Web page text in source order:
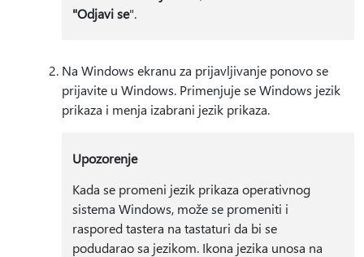
"Odjavi se".
Na Windows ekranu za prijavljivanje ponovo se
prijavite u Windows. Primenjuje se Windows jezik
prikaza i menja izabrani jezik prikaza.
Upozorenje
Kada se promeni jezik prikaza operativnog
sistema Windows, može se promeniti i
raspored tastera na tastaturi da bi se
podudarao sa jezikom. Ikona jezika unosa na